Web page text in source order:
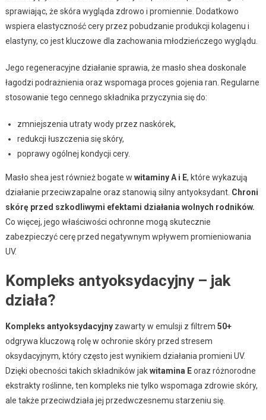
sprawiając, że skóra wygląda zdrowo i promiennie. Dodatkowo
wspiera elastyczność cery przez pobudzanie produkcji kolagenu i
elastyny, co jest kluczowe dla zachowania młodzieńczego wyglądu.
Jego regeneracyjne działanie sprawia, że masło shea doskonale
łagodzi podrażnienia oraz wspomaga proces gojenia ran. Regularne
stosowanie tego cennego składnika przyczynia się do:
zmniejszenia utraty wody przez naskórek,
redukcji łuszczenia się skóry,
poprawy ogólnej kondycji cery.
Masło shea jest również bogate w witaminy A i E, które wykazują
działanie przeciwzapalne oraz stanowią silny antyoksydant. Chroni
skórę przed szkodliwymi efektami działania wolnych rodników.
Co więcej, jego właściwości ochronne mogą skutecznie
zabezpieczyć cerę przed negatywnym wpływem promieniowania
UV.
Kompleks antyoksydacyjny – jak
działa?
Kompleks antyoksydacyjnyzawarty w emulsji z filtrem 50+
odgrywa kluczową rolę w ochronie skóry przed stresem
oksydacyjnym, który często jest wynikiem działania promieni UV.
Dzięki obecności takich składników jakwitamina Eoraz różnorodne
ekstrakty roślinne, ten kompleks nie tylko wspomaga zdrowie skóry,
ale także przeciwdziała jej przedwczesnemu starzeniu się.